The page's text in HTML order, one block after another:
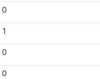
0
1
0
0